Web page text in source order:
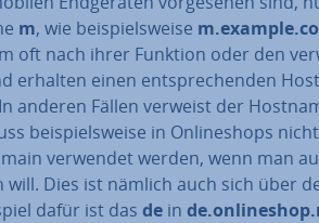
m, wie bei­spiels­wei­se
oft nach ihrer Funktion oder den
erhalten einen ent­spre­chen­den
anderen Fällen verweist der
bei­spiels­wei­se in On­line­shops
verwendet werden, wenn man
Dies ist nämlich auch sich über
dafür ist das de in